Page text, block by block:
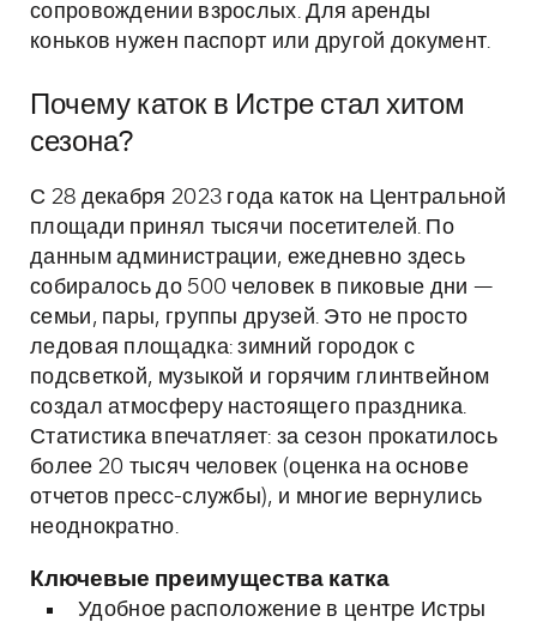
сопровождении взрослых. Для аренды
коньков нужен паспорт или другой документ.
Почему каток в Истре стал хитом
сезона?
С 28 декабря 2023 года каток на Центральной
площади принял тысячи посетителей. По
данным администрации, ежедневно здесь
собиралось до 500 человек в пиковые дни —
семьи, пары, группы друзей. Это не просто
ледовая площадка: зимний городок с
подсветкой, музыкой и горячим глинтвейном
создал атмосферу настоящего праздника.
Статистика впечатляет: за сезон прокатилось
более 20 тысяч человек (оценка на основе
отчетов пресс-службы), и многие вернулись
неоднократно.
Ключевые преимущества катка
Удобное расположение в центре Истры